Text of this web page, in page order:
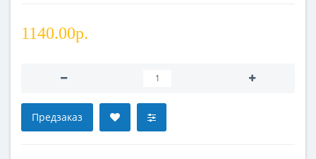
1140.00р.
Предзаказ